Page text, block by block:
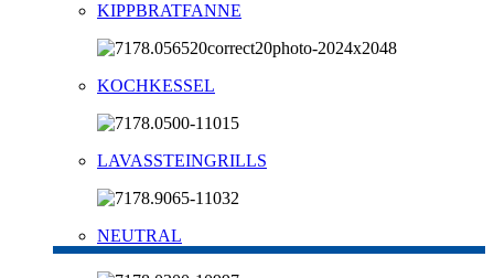
KIPPBRATFANNE
KOCHKESSEL
LAVASSTEINGRILLS
NEUTRAL